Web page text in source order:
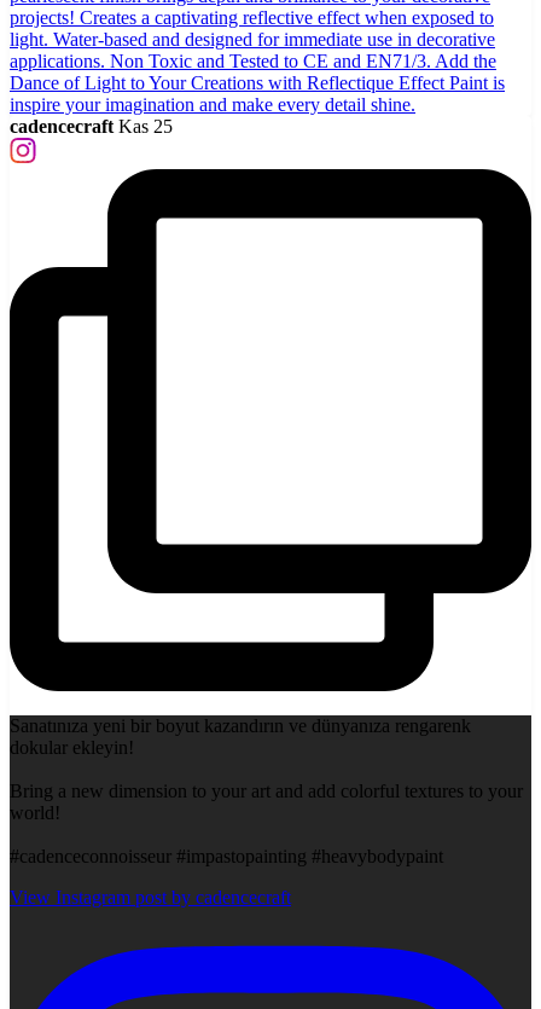
cadencecraft Kas 25
Sanatınıza yeni bir boyut kazandırın ve dünyanıza rengarenk
dokular ekleyin!
Bring a new dimension to your art and add colorful textures to your
world!
#cadenceconnoisseur #impastopainting #heavybodypaint
View Instagram post by cadencecraft